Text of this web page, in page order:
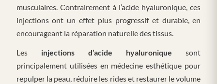
musculaires. Contrairement à l’acide hyaluronique, ces
injections ont un effet plus progressif et durable, en
encourageant la réparation naturelle des tissus.
Les injections d’acide hyaluronique sont
principalement utilisées en médecine esthétique pour
repulper la peau, réduire les rides et restaurer le volume